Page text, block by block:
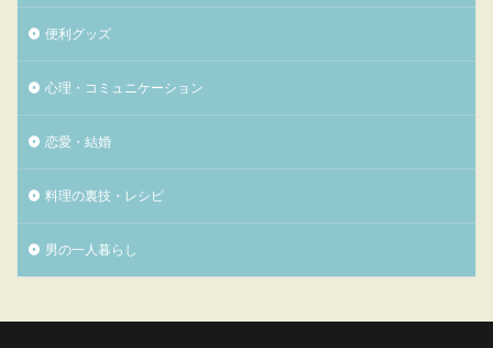
便利グッズ
心理・コミュニケーション
恋愛・結婚
料理の裏技・レシピ
男の一人暮らし